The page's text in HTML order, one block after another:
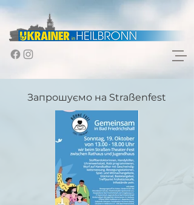
Запрошуємо на Straßenfest